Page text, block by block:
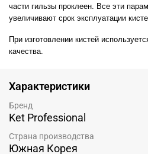
части гильзы проклеен. Все эти
увеличивают срок эксплуатации
При изготовлении кистей
качества.
Характеристики
Бренд
Ket Professional
Страна производства
Южная Корея